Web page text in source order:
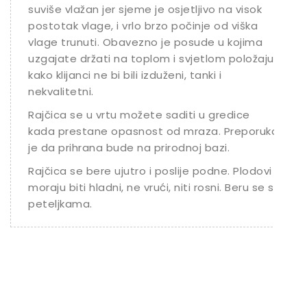
suviše vlažan jer sjeme je osjetljivo na visok
postotak vlage, i vrlo brzo počinje od viška
vlage trunuti. Obavezno je posude u kojima
uzgajate držati na toplom i svjetlom položaju
kako klijanci ne bi bili izduženi, tanki i
nekvalitetni.
Rajčica se u vrtu možete saditi u gredice
kada prestane opasnost od mraza. Preporuka
je da prihrana bude na prirodnoj bazi.
Rajčica se bere ujutro i poslije podne. Plodovi
moraju biti hladni, ne vrući, niti rosni. Beru se s
peteljkama.